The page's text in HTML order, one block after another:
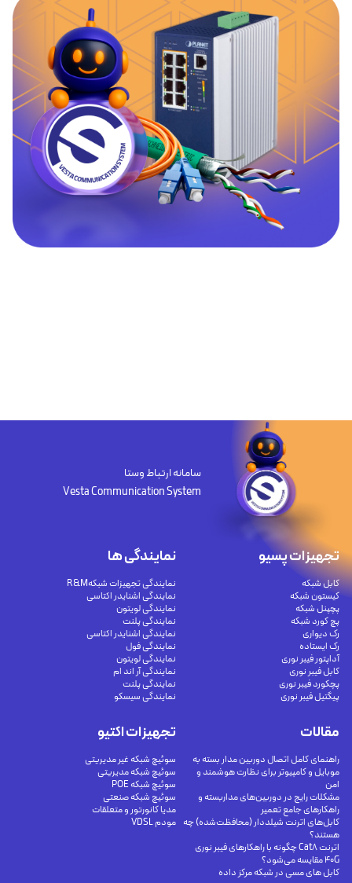
سامانه ارتباط وستا
Vesta Communication System
تجهیزات پسیو
کابل شبکه
کیستون شبکه
پچپنل شبکه
پچ کورد شبکه
رک دیواری
رک ایستاده
آداپتور فیبر نوری
کابل فیبر نوری
پچکورد فیبر نوری
پیگتیل فیبر نوری
تجهیزات اکتیو
سوئیچ شبکه غیر مدیریتی
سوئیچ شبکه مدیریتی
سوئیچ شبکه POE
سوئیچ شبکه صنعتی
مدیا کانورتور و متعلقات
مودم VDSL
نمایندگی ها
نمایندگی تجهیزات شبکهR&M
نمایندگی اشنایدر اکتاسی
نمایندگی لویتون
نمایندگی پلنت
نمایندگی اشنایدر اکتاسی
نمایندگی فول
نمایندگی لویتون
نمایندگی آر اند ام
نمایندگی پلنت
نمایندگی سیسکو
مقالات
راهنمای کامل اتصال دوربین مدار بسته به
موبایل و کامپیوتر برای نظارت هوشمند و
امن
مشکلات رایج در دوربین‌های مداربسته و
راهکارهای جامع تعمیر
کابل‌های اترنت شیلددار (محافظت‌شده) چه
هستند؟
اترنت Cat8 چگونه با راهکارهای فیبر نوری
40G مقایسه می‌شود؟
کابل های مسی در شبکه مرکز داده